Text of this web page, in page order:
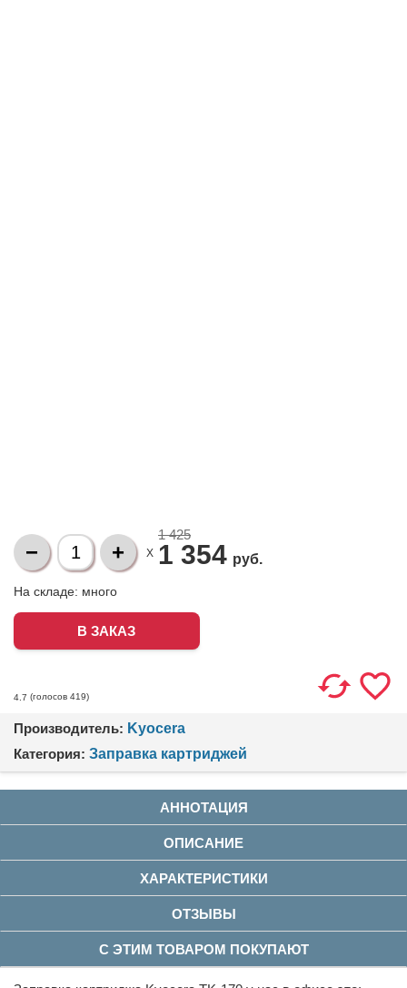
X
1 425
1 354 руб.
На складе: много
4.7 (голосов 419)
Производитель: Kyocera
Категория: Заправка картриджей
АННОТАЦИЯ
ОПИСАНИЕ
ХАРАКТЕРИСТИКИ
ОТЗЫВЫ
С ЭТИМ ТОВАРОМ ПОКУПАЮТ